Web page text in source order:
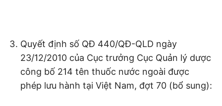
Quyết định số QĐ 440/QĐ-QLD ngày
23/12/2010 của Cục trưởng Cục Quản lý dược
công bố 214 tên thuốc nước ngoài được
phép lưu hành tại Việt Nam, đợt 70 (bổ sung):